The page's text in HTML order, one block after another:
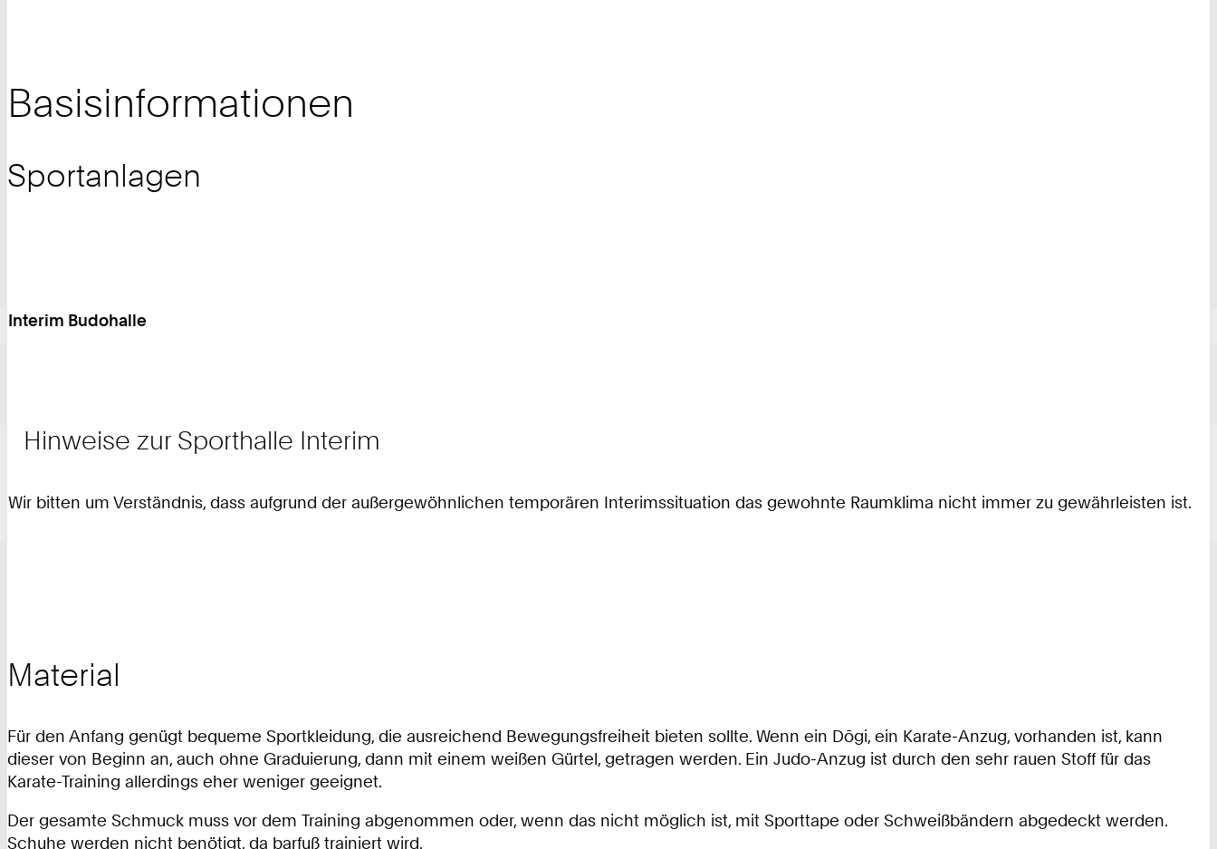
Basisinformationen
Sportanlagen
Interim Budohalle
Hinweise zur Sporthalle Interim
Wir bitten um Verständnis, dass aufgrund der außergewöhnlichen temporären Interimssituation das gewohnte Raumklima nicht immer zu gewährleisten ist.
Material
Für den Anfang genügt bequeme Sportkleidung, die ausreichend Bewegungsfreiheit bieten sollte. Wenn ein Dōgi, ein Karate-Anzug, vorhanden ist, kann
dieser von Beginn an, auch ohne Graduierung, dann mit einem weißen Gürtel, getragen werden. Ein Judo-Anzug ist durch den sehr rauen Stoff für das
Karate-Training allerdings eher weniger geeignet.
Der gesamte Schmuck muss vor dem Training abgenommen oder, wenn das nicht möglich ist, mit Sporttape oder Schweißbändern abgedeckt werden.
Schuhe werden nicht benötigt, da barfuß trainiert wird.